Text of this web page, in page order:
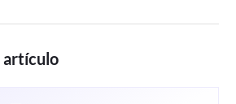
artículo